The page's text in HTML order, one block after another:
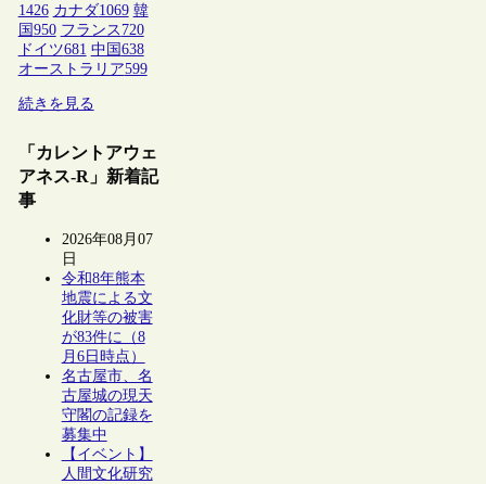
1426 カナダ1069 韓
国 950 フランス 720
ドイツ681 中国 638
オーストラリア599
続きを見る
「カレントアウェ
アネス-R」新着記
事
2026年08月07
日
令和8年熊本
地震による文
化財等の被害
が83件に（8
月6日時点）
名古屋市、名
古屋城の現天
守閣の記録を
募集中
【イベント】
人間文化研究